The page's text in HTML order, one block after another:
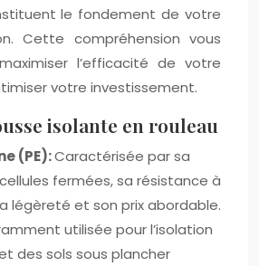
le fondement de votre
Cette compréhension vous
l’efficacité de votre
votre investissement.
isolante en rouleau
(PE):Caractérisée par sa
fermées, sa résistance à
légèreté et son prix abordable.
utilisée pour l’isolation
des sols sous plancher